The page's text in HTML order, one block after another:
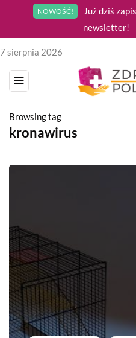
NOWOŚĆ!
Już dziś
newsletter!
7 sierpnia 2026
Browsing tag
kronawirus